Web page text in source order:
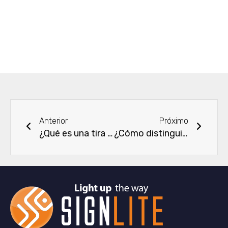
Anterior
¿Qué es una tira de luz LED de alta calidad?
Próximo
¿Cómo distinguir entre tiras LED RGB, RGBW y RGBIC?